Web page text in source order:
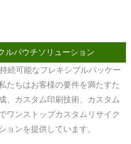
ルパウチソリューション
続可能なフレキシブルパッケー
たちはお客様の要件を満たすた
、カスタム印刷技術、カスタム
ワンストップカスタムリサイク
ョンを提供しています。